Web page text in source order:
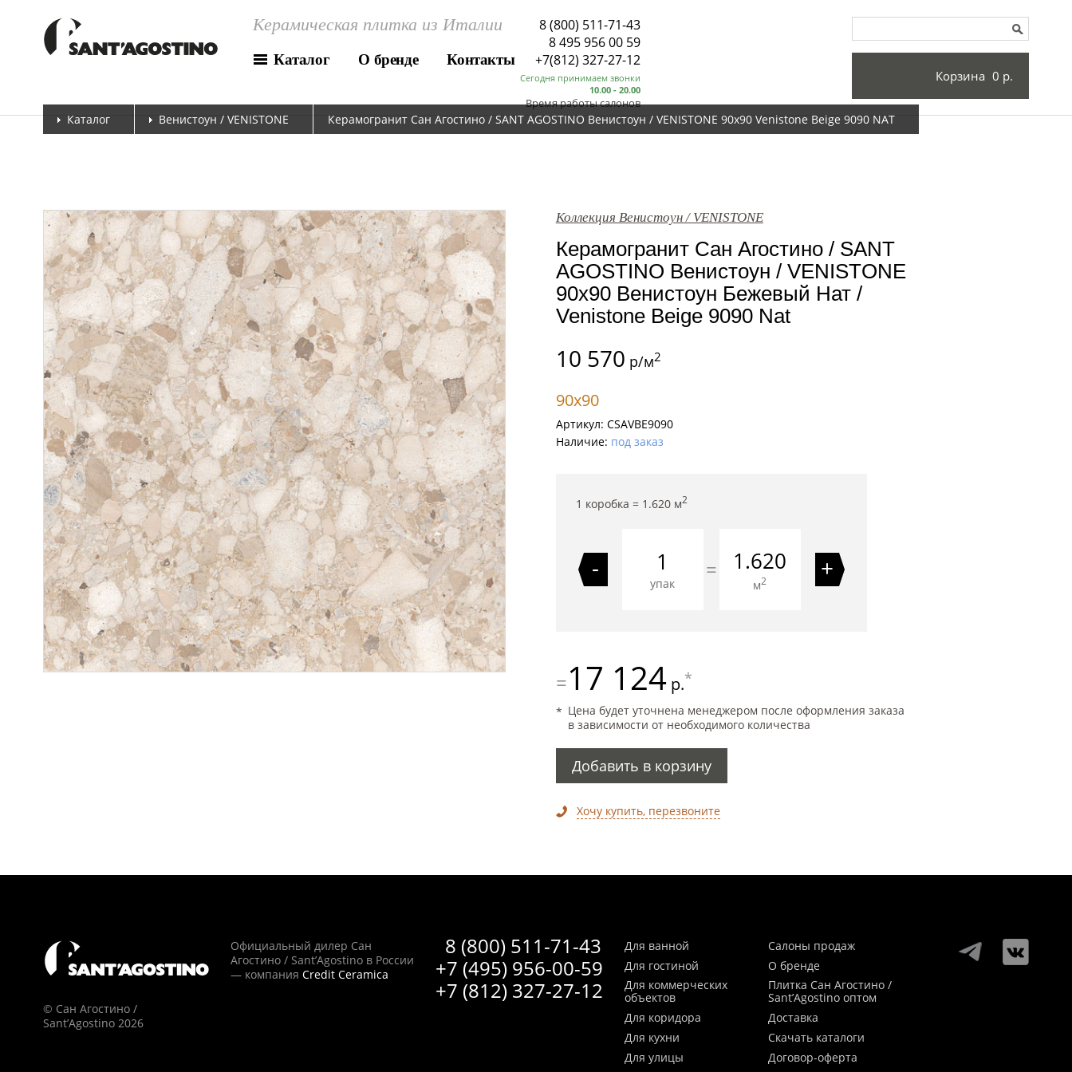
Керамическая плитка из Италии
Каталог О бренде Контакты
8 (800) 511-71-43
8 495 956 00 59
Сегодня принимаем звонки
10.00 - 20.00
Время работы салонов
+7(812) 327-27-12
Корзина 0 р.
Каталог Венистоун / VENISTONE Керамогранит Сан Агостино / SANT AGOSTINO Венистоун / VENISTONE 90x90 Venistone Beige 9090 NAT
Коллекция Венистоун / VENISTONE
Керамогранит Сан Агостино / SANT
AGOSTINO Венистоун / VENISTONE
90x90 Венистоун Бежевый Нат /
Venistone Beige 9090 Nat
10 570 р/м2
90x90
Артикул: CSAVBE9090
Наличие: под заказ
1 коробка = 1.620м2
-
упак
= 1.620
м2 +
=17 124 р.*
Цена будет уточнена менеджером после оформления заказа
в зависимости от необходимого количества
Добавить в корзину
Хочу купить, перезвоните
© Сан Агостино /
Sant’Agostino 2026
8 (800) 511-71-43
+7 (495) 956-00-59
+7 (812) 327-27-12
Официальный дилер Сан
Агостино / Sant’Agostino в России
— компания Credit Ceramica
Для ванной
Для гостиной
Для коммерческих
объектов
Для коридора
Для кухни
Для улицы
Салоны продаж
О бренде
Плитка Сан Агостино /
Sant’Agostino оптом
Доставка
Скачать каталоги
Договор-оферта